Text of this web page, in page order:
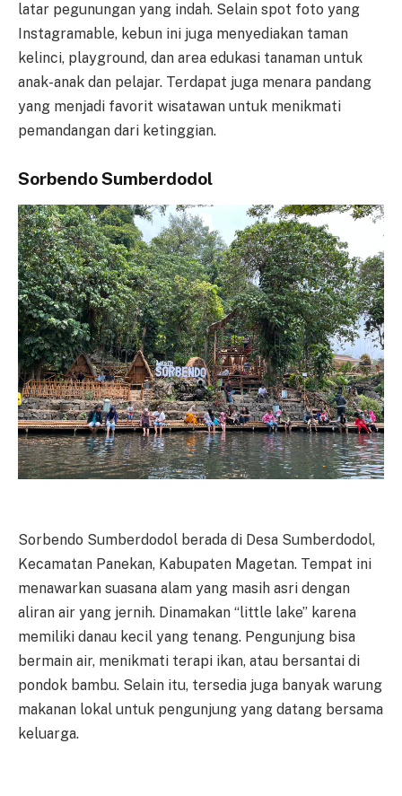
latar pegunungan yang indah. Selain spot foto yang
Instagramable, kebun ini juga menyediakan taman
kelinci, playground, dan area edukasi tanaman untuk
anak-anak dan pelajar. Terdapat juga menara pandang
yang menjadi favorit wisatawan untuk menikmati
pemandangan dari ketinggian.
Sorbendo Sumberdodol
Sorbendo Sumberdodol berada di Desa Sumberdodol,
Kecamatan Panekan, Kabupaten Magetan. Tempat ini
menawarkan suasana alam yang masih asri dengan
aliran air yang jernih. Dinamakan “little lake” karena
memiliki danau kecil yang tenang. Pengunjung bisa
bermain air, menikmati terapi ikan, atau bersantai di
pondok bambu. Selain itu, tersedia juga banyak warung
makanan lokal untuk pengunjung yang datang bersama
keluarga.